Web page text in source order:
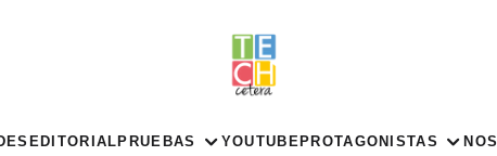
EDITORIAL PRUEBAS YOUTUBE PROTAGONISTAS